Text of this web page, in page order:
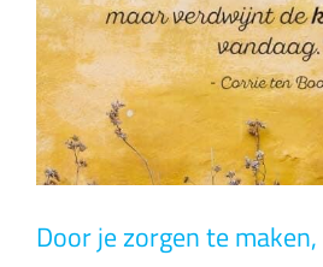
Door je zorgen te